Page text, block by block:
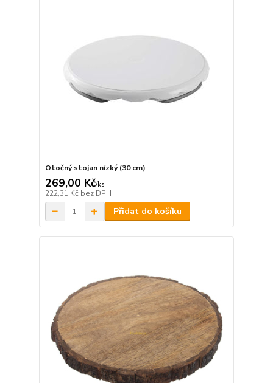
Otočný stojan nízký (30 cm)
269,00 Kč/ks
222,31 Kč bez DPH
Přidat do košíku